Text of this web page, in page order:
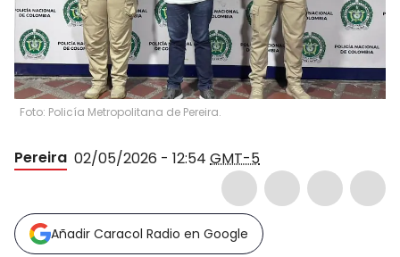
Foto: Policía Metropolitana de Pereira.
Pereira 02/05/2026 - 12:54 GMT-5
Añadir Caracol Radio en Google